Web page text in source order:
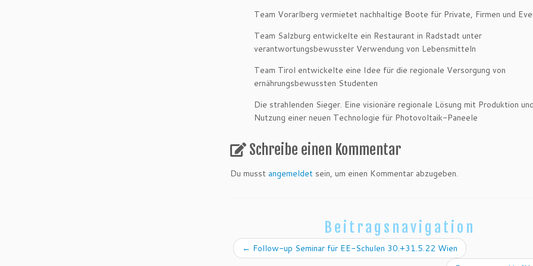
Team Vorarlberg vermietet nachhaltige Boote für Private, Firmen und
Team Salzburg entwickelte ein Restaurant in Radstadt unter
verantwortungsbewusster Verwendung von Lebensmitteln
Team Tirol entwickelte eine Idee für die regionale Versorgung von
ernährungsbewussten Studenten
Die strahlenden Sieger. Eine visionäre regionale Lösung mit Produktion und
Nutzung einer neuen Technologie für Photovoltaik-Paneele
Schreibe einen Kommentar
Du musst angemeldet sein, um einen Kommentar abzugeben.
Beitragsnavigation
← Follow-up Seminar für EE-Schulen 30.+31.5.22 Wien